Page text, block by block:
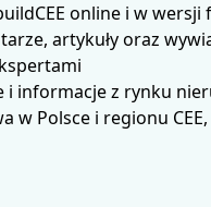
online i w wersji
artykuły oraz
i informacje z rynku
w Polsce i regionu